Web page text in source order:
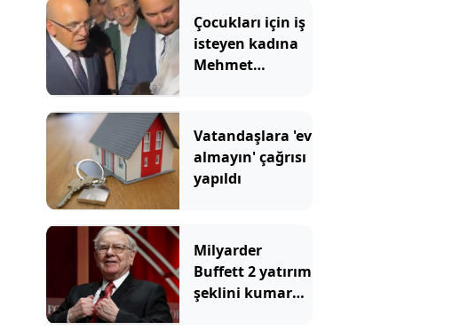
geçti
Çocukları için iş
isteyen kadına
Mehmet
Vatandaşlara 'ev
almayın' çağrısı
yapıldı
Milyarder
Buffett 2 yatırım
şeklini kumara